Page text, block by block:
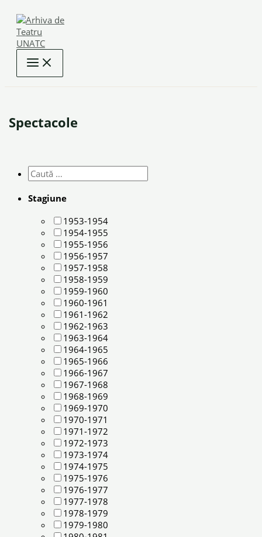
content
Spectacole
Stagiune
1953-1954
1954-1955
1955-1956
1956-1957
1957-1958
1958-1959
1959-1960
1960-1961
1961-1962
1962-1963
1963-1964
1964-1965
1965-1966
1966-1967
1967-1968
1968-1969
1969-1970
1970-1971
1971-1972
1972-1973
1973-1974
1974-1975
1975-1976
1976-1977
1977-1978
1978-1979
1979-1980